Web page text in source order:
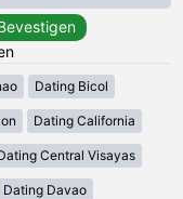
Dating Bicol
Dating California
Central Visayas
Dating Davao